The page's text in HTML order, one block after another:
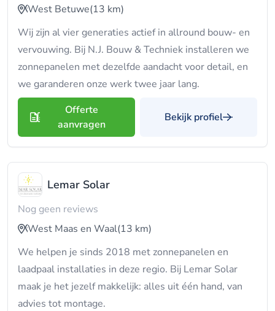
West Betuwe(13 km)
Wij zijn al vier generaties actief in allround bouw- en
vervouwing. Bij N.J. Bouw & Techniek installeren we
zonnepanelen met dezelfde aandacht voor detail, en
we garanderen onze werk twee jaar lang.
Offerte
aanvragen
Bekijk profiel
Lemar Solar
Nog geen reviews
West Maas en Waal(13 km)
We helpen je sinds 2018 met zonnepanelen en
laadpaal installaties in deze regio. Bij Lemar Solar
maak je het jezelf makkelijk: alles uit één hand, van
advies tot montage.